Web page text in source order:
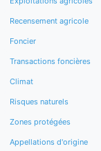
Recensement agricole
Foncier
Transactions foncières
Climat
Risques naturels
Zones protégées
Appellations d'origine